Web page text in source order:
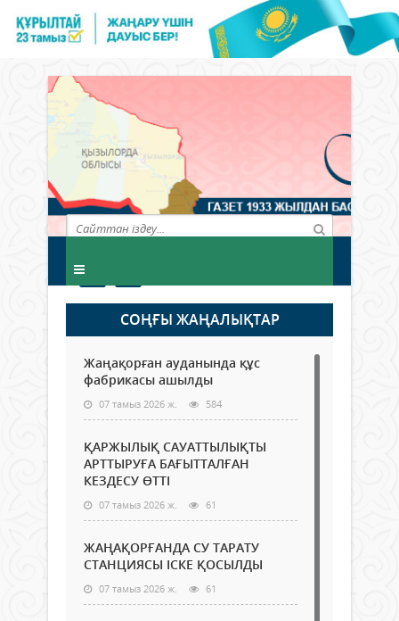
СОҢҒЫ ЖАҢАЛЫҚТАР
Жаңақорған ауданында құс
фабрикасы ашылды
07 тамыз 2026 ж. 584
ҚАРЖЫЛЫҚ САУАТТЫЛЫҚТЫ
АРТТЫРУҒА БАҒЫТТАЛҒАН
КЕЗДЕСУ ӨТТІ
07 тамыз 2026 ж. 61
ЖАҢАҚОРҒАНДА СУ ТАРАТУ
СТАНЦИЯСЫ ІСКЕ ҚОСЫЛДЫ
07 тамыз 2026 ж. 61